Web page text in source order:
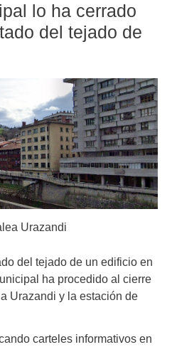
lo ha cerrado
del tejado de
Urazandi
del tejado de un edificio en
ha procedido al cierre
Urazandi y la estación de
carteles informativos en